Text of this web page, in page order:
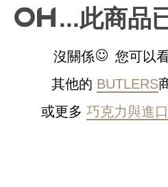
...此商品
沒關係
您可以
其他的 BUTLERS
或更多 巧克力與進